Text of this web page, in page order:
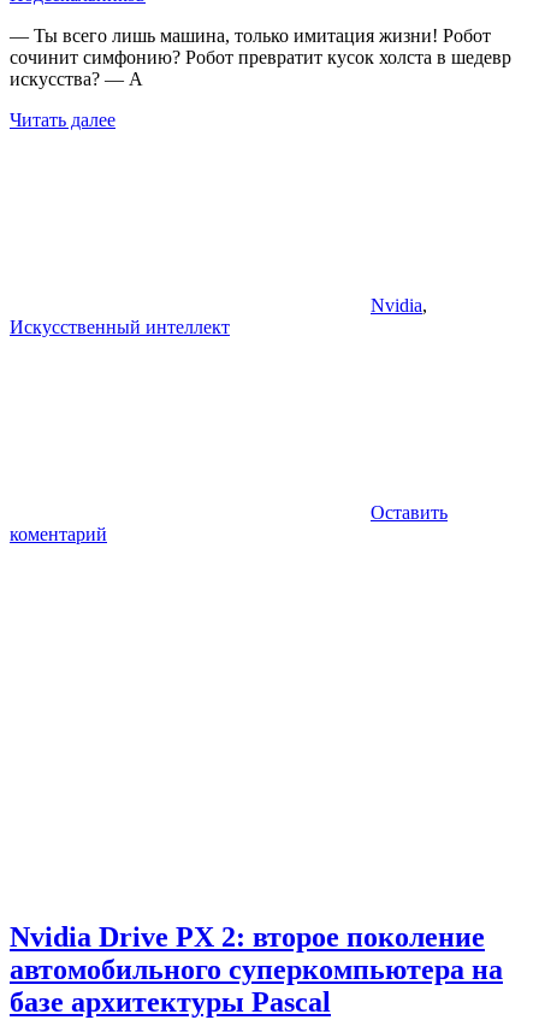
— Ты всего лишь машина, только имитация жизни! Робот
сочинит симфонию? Робот превратит кусок холста в шедевр
искусства? — А
Читать далее
Nvidia,
Искусственный интеллект
Оставить
коментарий
Nvidia Drive PX 2: второе поколение
автомобильного суперкомпьютера на
базе архитектуры Pascal